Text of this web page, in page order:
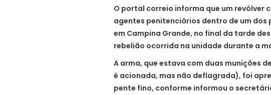
O portal correio informa que um revólver
agentes penitenciários dentro de um dos
em Campina Grande, no final da tarde
rebelião ocorrida na unidade durante a
A arma, que estava com duas munições
é acionada, mas não deflagrada), foi
pente fino, conforme informou o